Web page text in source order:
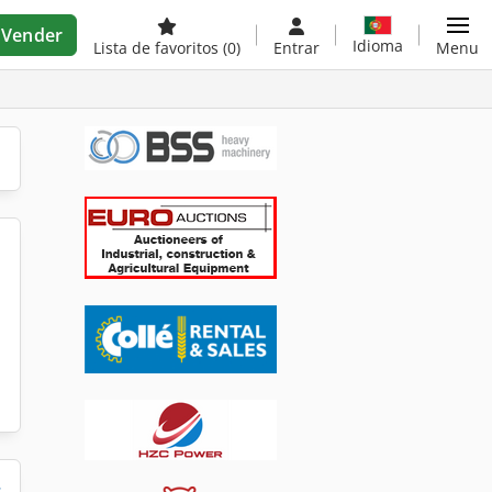
Vender
Lista de favoritos (0) Entrar Idioma Menu